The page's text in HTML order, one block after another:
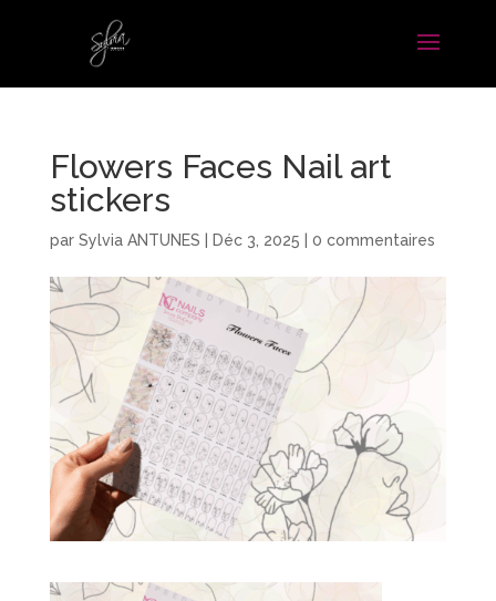
Flowers Faces Nail art
stickers
par Sylvia ANTUNES Déc 3, 2025 0 commentaires